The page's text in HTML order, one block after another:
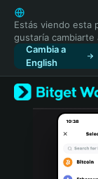
English
日本語
Tiếng Việt
Русский
Español
Türkçe
Italiano
Estás viendo esta
gustaría cambiarte
Cambia a
English